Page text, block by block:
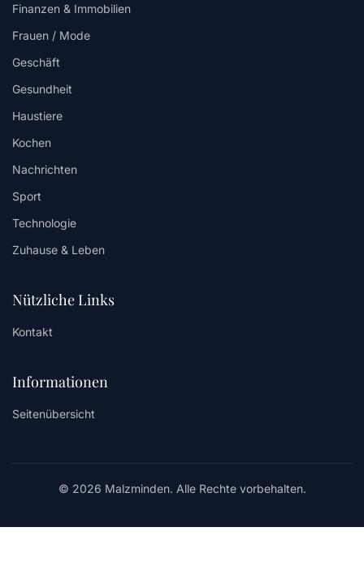
Finanzen & Immobilien
Frauen / Mode
Geschäft
Gesundheit
Haustiere
Kochen
Nachrichten
Sport
Technologie
Zuhause & Leben
Nützliche Links
Kontakt
Informationen
Seitenübersicht
© 2026 Malzminden. Alle Rechte vorbehalten.